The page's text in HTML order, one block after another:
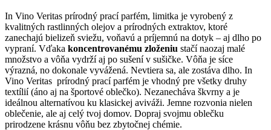
In Vino Veritas prírodný prací parfém, limitka je vyrobený z
kvalitných rastlinných olejov a prírodných extraktov, ktoré
zanechajú bielizeň sviežu, voňavú a príjemnú na dotyk – aj dlho po
vypraní. Vďaka koncentrovanému zloženiu stačí naozaj malé
množstvo a vôňa vydrží aj po sušení v sušičke. Vôňa je síce
výrazná, no dokonale vyvážená. Nevtiera sa, ale zostáva dlho. In
Vino Veritas prírodný prací parfém je vhodný pre všetky druhy
textílií (áno aj na športové oblečko). Nezanecháva škvrny a je
ideálnou alternatívou ku klasickej aviváži. Jemne rozvonia nielen
oblečenie, ale aj celý tvoj domov. Dopraj svojmu oblečku
prirodzene krásnu vôňu bez zbytočnej chémie.